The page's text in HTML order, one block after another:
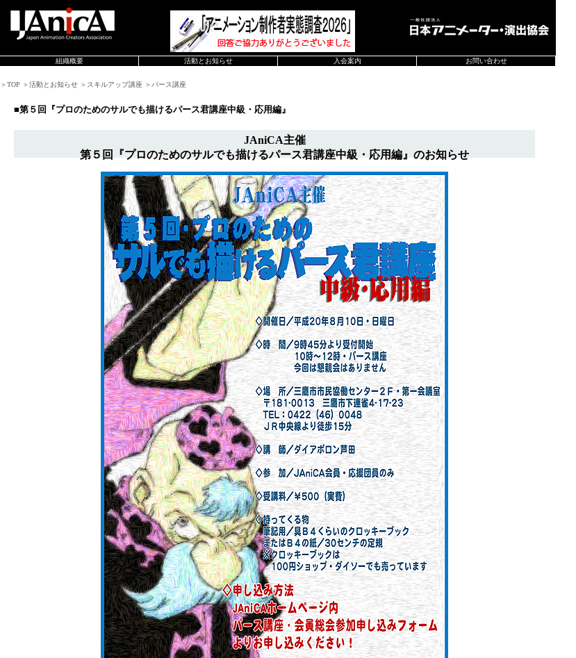
組織概要 活動とお知らせ 入会案内 お問い合わせ
＞TOP ＞活動とお知らせ ＞スキルアップ講座 ＞パース講座
■第５回『プロのためのサルでも描けるパース君講座中級・応用編』
JAniCA主催
第５回『プロのためのサルでも描けるパース君講座中級・応用編』のお知らせ